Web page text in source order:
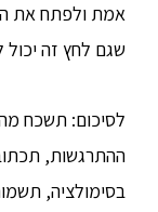
אמת ולפתח את
שגם לחץ זה
לסיכום: תשכח
ההתרגשות,
בסימולציה,